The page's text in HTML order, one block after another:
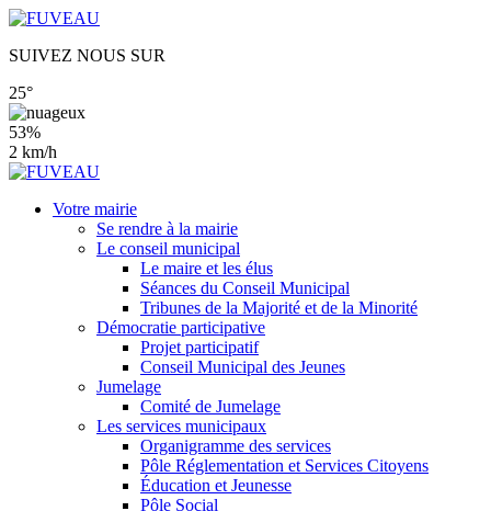
SUIVEZ NOUS SUR
25°
53%
2 km/h
Votre mairie
Se rendre à la mairie
Le conseil municipal
Le maire et les élus
Séances du Conseil Municipal
Tribunes de la Majorité et de la Minorité
Démocratie participative
Projet participatif
Conseil Municipal des Jeunes
Jumelage
Comité de Jumelage
Les services municipaux
Organigramme des services
Pôle Réglementation et Services Citoyens
Éducation et Jeunesse
Pôle Social